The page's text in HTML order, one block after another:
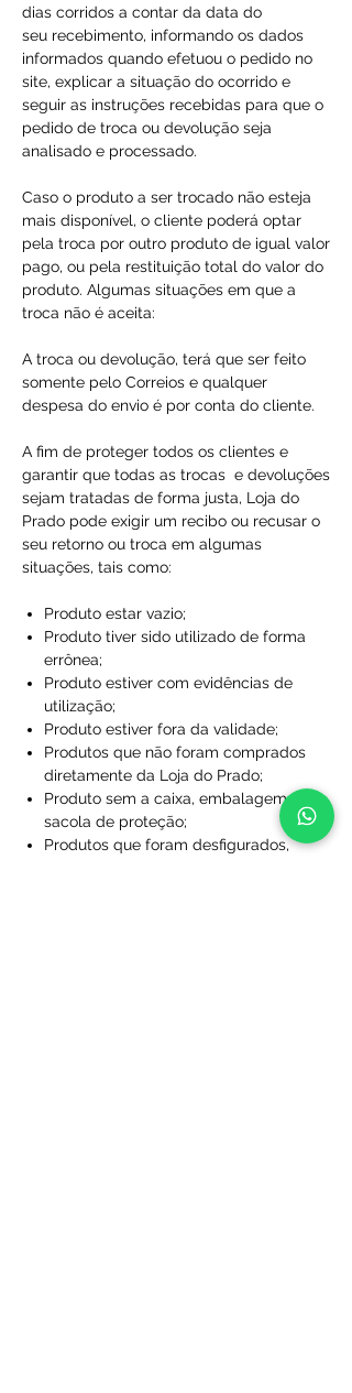
dias corridos a contar da data do
seu recebimento, informando os dados
informados quando efetuou o pedido no
site, explicar a situação do ocorrido e
seguir as instruções recebidas para que o
pedido de troca ou devolução seja
analisado e processado.
Caso o produto a ser trocado não esteja
mais disponível, o cliente poderá optar
pela troca por outro produto de igual valor
pago, ou pela restituição total do valor do
produto. Algumas situações em que a
troca não é aceita:
A troca ou devolução, terá que ser feito
somente pelo Correios e qualquer
despesa do envio é por conta do cliente.
A fim de proteger todos os clientes e
garantir que todas as trocas e devoluções
sejam tratadas de forma justa, Loja do
Prado pode exigir um recibo ou recusar o
seu retorno ou troca em algumas
situações, tais como:
Produto estar vazio;
Produto tiver sido utilizado de forma
errônea;
Produto estiver com evidências de
utilização;
Produto estiver fora da validade;
Produtos que não foram comprados
diretamente da Loja do Prado;
Produto sem a caixa, embalagem ou
sacola de proteção;
Produtos que foram desfigurados,